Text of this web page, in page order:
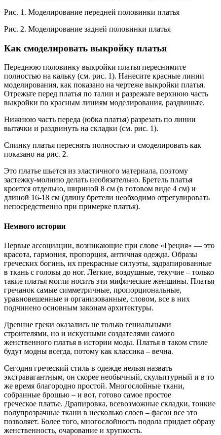
Рис. 1. Моделирование передней половинки платья
Рис. 2. Моделирование задней половинки платья
Как смоделировать выкройку платья
Переднюю половинку выкройки платья переснимите
полностью на кальку (см. рис. 1). Нанесите красные линии
моделирования, как показано на чертеже выкройки платья.
Отрежьте перед платья по талии и разрежьте верхнюю часть
выкройки по красным линиям моделирования, раздвиньте.
Нижнюю часть переда (юбка платья) разрезать по линии
вытачки и раздвинуть на складки (см. рис. 1).
Спинку платья переснять полностью и смоделировать как
показано на рис. 2.
Это платье шьется из эластичного материала, поэтому
застежку-молнию делать необязательно. Бретель платья
кроится отдельно, шириной 8 см (в готовом виде 4 см) и
длиной 16-18 см (длину бретели необходимо отрегулировать
непосредственно при примерке платья).
Немного истории
Первые ассоциации, возникающие при слове «Греция» — это
красота, гармония, пропорция, античная одежда. Образы
греческих богинь, их прекрасные силуэты, задрапированные
в ткань с головы до ног. Легкие, воздушные, текучие – только
такие платья могли носить эти мифические женщины. Платья
гречанок самые симметричные, пропорциональные,
уравновешенные и организованные, словом, все в них
подчинено основным законам архитектуры.
Древние греки оказались не только гениальными
строителями, но и искусными создателями самого
женственного платья в истории моды. Платья в таком стиле
будут модны всегда, потому как классика – вечна.
Сегодня греческий стиль в одежде нельзя назвать
экстравагантным, он скорее необычный, скульптурный и в то
же время благородно простой. Многослойные ткани,
собранные брошью – и вот, готово самое простое
греческое платье. Драпировка, всевозможные складки, тонкие
полупрозрачные ткани в несколько слоев – фасон все это
позволяет. Более того, многослойность подола придает образу
женственность, очарование и хрупкость.